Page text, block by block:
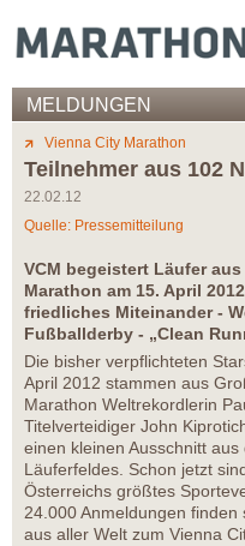
MELDUNGEN
Vienna City Marathon
Teilnehmer aus 102
22.02.12
Quelle: Pressemitteilung
VCM begeistert Läufer
Marathon am 15. April
friedliches Miteinander -
Fußballderby - „Clean
Die bisher verpflichteten
April 2012 stammen aus
Marathon Weltrekordlerin
Titelverteidiger John
einen kleinen Ausschnitt
Läuferfeldes. Schon jetzt
Österreichs größtes
24.000 Anmeldungen
aus aller Welt zum Vienna